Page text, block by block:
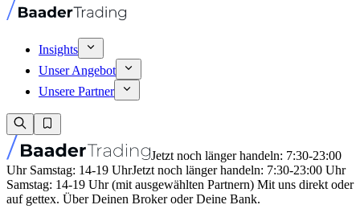
Insights
Unser Angebot
Unsere Partner
Jetzt noch länger handeln: 7:30-23:00
Uhr Samstag: 14-19 UhrJetzt noch länger handeln: 7:30-23:00 Uhr
Samstag: 14-19 Uhr (mit ausgewählten Partnern) Mit uns direkt oder
auf gettex. Über Deinen Broker oder Deine Bank.